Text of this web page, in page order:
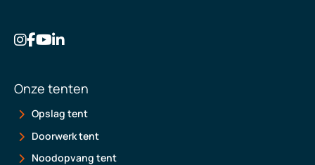
Onze tenten
Opslag tent
Doorwerk tent
Noodopvang tent